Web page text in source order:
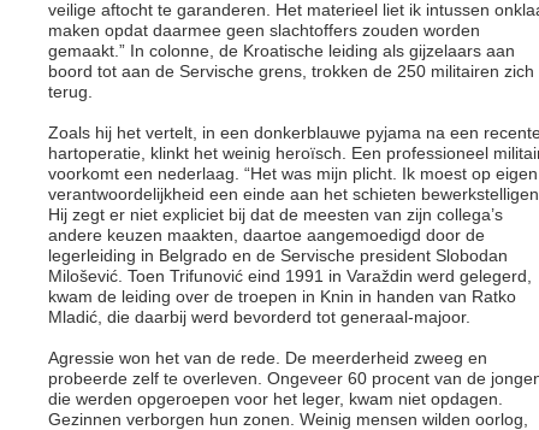
veilige aftocht te garanderen. Het materieel liet ik intussen
maken opdat daarmee geen slachtoffers zouden worden
gemaakt.” In colonne, de Kroatische leiding als gijzelaars aan
boord tot aan de Servische grens, trokken de 250 militairen zich
terug.
Zoals hij het vertelt, in een donkerblauwe pyjama na een
hartoperatie, klinkt het weinig heroïsch. Een professioneel
voorkomt een nederlaag. “Het was mijn plicht. Ik moest op eigen
verantwoordelijkheid een einde aan het schieten
Hij zegt er niet expliciet bij dat de meesten van zijn collega’s
andere keuzen maakten, daartoe aangemoedigd door de
legerleiding in Belgrado en de Servische president Slobodan
Milošević. Toen Trifunović eind 1991 in Varaždin werd gelegerd,
kwam de leiding over de troepen in Knin in handen van Ratko
Mladić, die daarbij werd bevorderd tot generaal-majoor.
Agressie won het van de rede. De meerderheid zweeg en
probeerde zelf te overleven. Ongeveer 60 procent van de
die werden opgeroepen voor het leger, kwam niet opdagen.
Gezinnen verborgen hun zonen. Weinig mensen wilden oorlog,